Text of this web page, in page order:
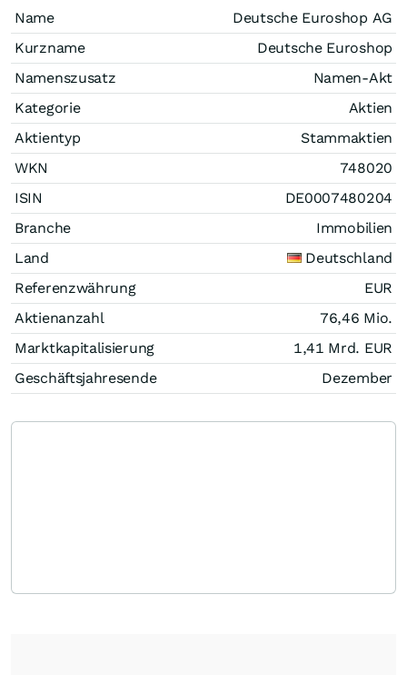
Name
Deutsche Euroshop AG
Kurzname
Deutsche Euroshop
Namenszusatz
Namen-Akt
Kategorie
Aktien
Aktientyp
Stammaktien
WKN
748020
ISIN
DE0007480204
Branche
Immobilien
Land
Deutschland
Referenzwährung
EUR
Aktienanzahl
76,46 Mio.
Marktkapitalisierung
1,41 Mrd. EUR
Geschäftsjahresende
Dezember